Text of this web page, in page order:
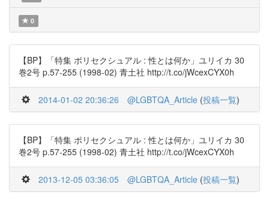
0
【BP】「特集 ポリセクシュアル : 性とは何か」ユリイカ 30
巻2号 p.57-255 (1998-02) 青土社 http://t.co/jWcexCYX0h
2014-01-02 20:36:26 @LGBTQA_Article (投稿一覧)
【BP】「特集 ポリセクシュアル : 性とは何か」ユリイカ 30
巻2号 p.57-255 (1998-02) 青土社 http://t.co/jWcexCYX0h
2013-12-05 03:36:05 @LGBTQA_Article (投稿一覧)